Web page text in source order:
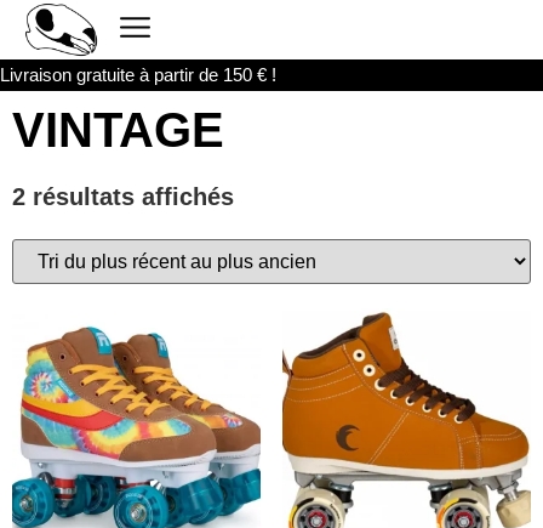
Livraison gratuite à partir de 150 € !
VINTAGE
2 résultats affichés